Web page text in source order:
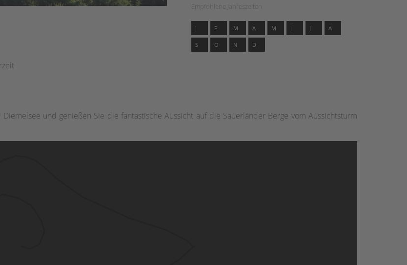
Empfohlene Jahreszeiten
J F M A M J J A
S O N D
und genießen Sie die fantastische Aussicht auf die Sauerländer Berge vom Aussichtsturm